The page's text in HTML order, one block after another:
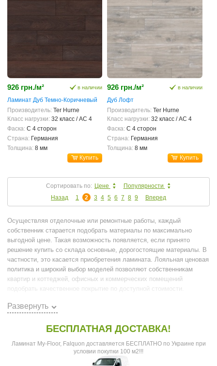
926 грн./м² в наличии
Ламинат Дуб Темно-Коричневый
Производитель: Ter Hurne
Класс нагрузки: 32 класс / AC 4
Фаска: С 4 сторон
Страна: Германия
Толщина: 8 мм
Купить
926 грн./м² в наличии
Дуб Лофт
Производитель: Ter Hurne
Класс нагрузки: 32 класс / AC 4
Фаска: С 4 сторон
Страна: Германия
Толщина: 8 мм
Купить
Сортировать по: Цене
Популярности
Назад
1 2 3 4 5 6 7 8 9 Вперед
Осуществляя отделочные или ремонтные работы, каждый
собственник старается подобрать материалы по максимально
выгодной цене. Такая возможность появляется, если принято
решение купить со склада основные, дорогостоящие материалы. В
частности, это касается приобретения ламината. Лояльная ценовая
политика и широкий выбор моделей позволяют собственникам
квартир и коттеджей, офисных и коммерческих помещений
подобрать качественное покрытие по доступной стоимости.
Особенности формирования более
доступной цены
Проанализировав рынок отделочных материалов, не сложно прийти
цена на ламинат со склада заметно отличается от
розничных расценок. Это связанно, в первую очередь с тем, что на
Развернуть
БЕСПЛАТНАЯ ДОСТАВКА!
Ламинат My-Floor, Falquon доставляется БЕСПЛАТНО по Украине при
условии покупки 100 м2!!!